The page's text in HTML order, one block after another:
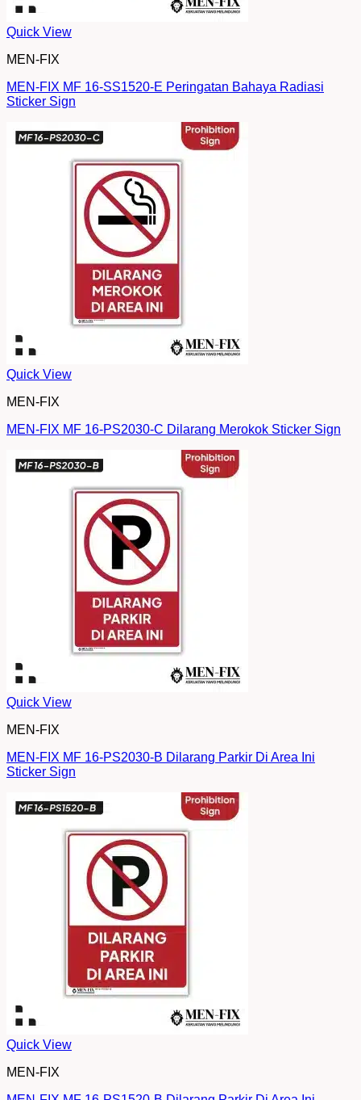
Quick View
MEN-FIX
MEN-FIX MF 16-SS1520-E Peringatan Bahaya Radiasi
Sticker Sign
Quick View
MEN-FIX
MEN-FIX MF 16-PS2030-C Dilarang Merokok Sticker Sign
Quick View
MEN-FIX
MEN-FIX MF 16-PS2030-B Dilarang Parkir Di Area Ini
Sticker Sign
Quick View
MEN-FIX